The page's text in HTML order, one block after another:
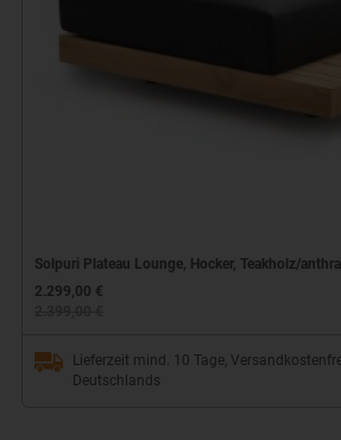
Solpuri Plateau Lounge, Hocker, Teakholz/
2.299,00 €
Lieferzeit mind. 10 Tage,
Deutschlands